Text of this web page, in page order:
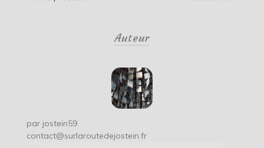
Auteur
par jostein59
contact@surlaroutedejostein.fr